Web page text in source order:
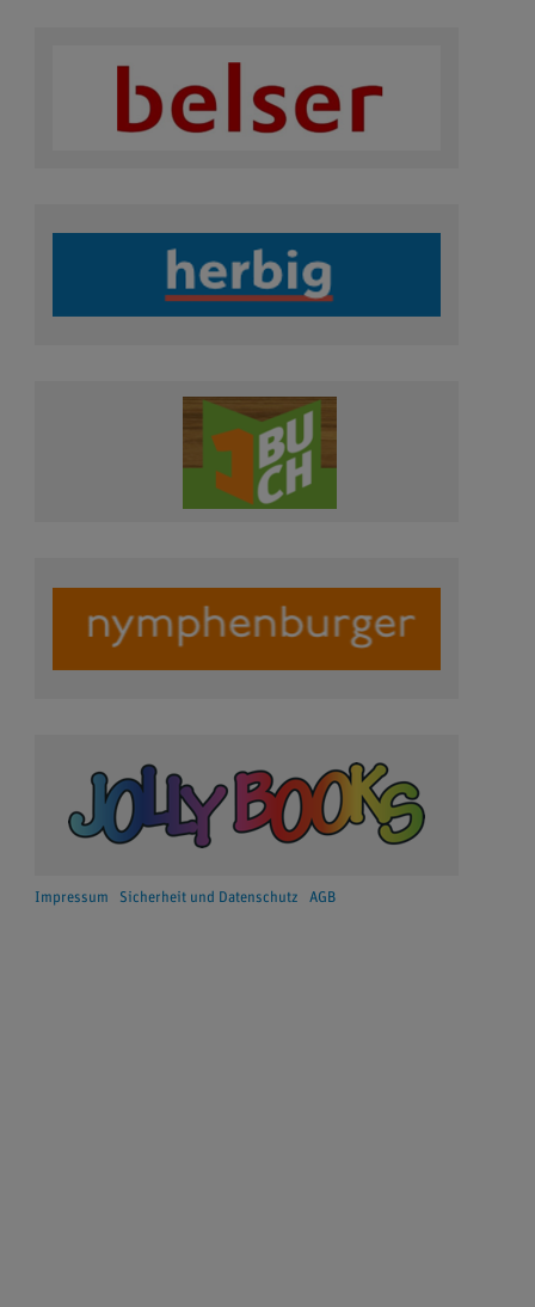
Impressum Sicherheit und Datenschutz AGB